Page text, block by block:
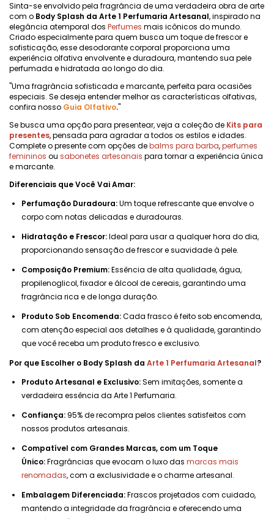
Sinta-se envolvido pela fragrância de uma verdadeira obra de arte
com o Body Splash da Arte 1 Perfumaria Artesanal, inspirado na
elegância atemporal dos Perfumes mais icônicos do mundo.
Criado especialmente para quem busca um toque de frescor e
sofisticação, esse desodorante corporal proporciona uma
experiência olfativa envolvente e duradoura, mantendo sua pele
perfumada e hidratada ao longo do dia.
"Uma fragrância sofisticada e marcante, perfeita para ocasiões
especiais. Se deseja entender melhor as características olfativas,
confira nosso Guia Olfativo."
Se busca uma opção para presentear, veja a coleção de Kits para
presentes, pensada para agradar a todos os estilos e idades.
Complete o presente com opções debalms para barba,perfumes
femininos ou sabonetes artesanais para tornar a experiência única
e marcante.
Diferenciais que Você Vai Amar:
Perfumação Duradoura:Um toque refrescante que envolve o
corpo com notas delicadas e duradouras.
Hidratação e Frescor:Ideal para usar a qualquer hora do dia,
proporcionando sensação de frescor e suavidade à pele.
Composição Premium:Essência de alta qualidade, água,
propilenoglicol, fixador e álcool de cereais, garantindo uma
fragrância rica e de longa duração.
Produto Sob Encomenda:Cada frasco é feito sob encomenda,
com atenção especial aos detalhes e à qualidade, garantindo
que você receba um produto fresco e exclusivo.
Por que Escolher o Body Splash da Arte 1 Perfumaria Artesanal?
Produto Artesanal e Exclusivo:Sem imitações, somente a
verdadeira essência da Arte 1 Perfumaria.
Confiança: 95% de recompra pelos clientes satisfeitos com
nossos produtos artesanais.
Compatível com Grandes Marcas, com um Toque
Único:Fragrâncias que evocam o luxo das marcas mais
renomadas, com a exclusividade e o charme artesanal.
Embalagem Diferenciada:Frascos projetados com cuidado,
mantendo a integridade da fragrância e oferecendo uma